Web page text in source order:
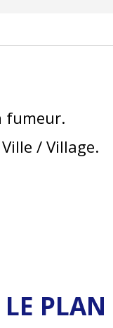
fumeur
/ Village
PLAN